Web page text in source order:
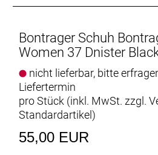
Bontrager Schuh
Women 37 Dnister
nicht lieferbar, bitte
Liefertermin
pro Stück (inkl. MwSt. zzgl.
Standardartikel)
55,00 EUR